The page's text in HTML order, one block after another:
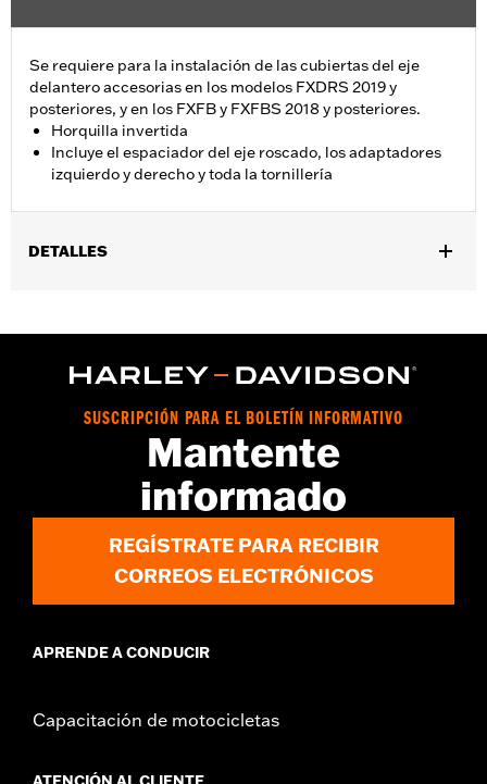
Se requiere para la instalación de las cubiertas del eje
delantero accesorias en los modelos FXDRS 2019 y
posteriores, y en los FXFB y FXFBS 2018 y posteriores.
Horquilla invertida
Incluye el espaciador del eje roscado, los adaptadores
izquierdo y derecho y toda la tornillería
DETALLES
posteriores, y FXLRST 2022 y posteriores.
Installation Instructions
vinRequerido:false
1 year limited warranty – Go towww.h-
for full details
SUSCRIPCIÓN PARA EL BOLETÍN INFORMATIVO
Mantente
informado
REGÍSTRATE PARA RECIBIR
CORREOS ELECTRÓNICOS
APRENDE A CONDUCIR
Capacitación de motocicletas